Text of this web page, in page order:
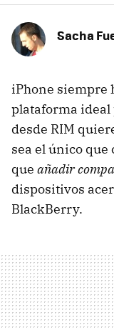
Sacha
iPhone siempre
plataforma ideal
desde RIM
sea el único
que añadir
dispositivos
BlackBerry.